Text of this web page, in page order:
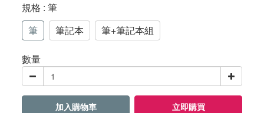
規格 : 筆
筆
筆記本 筆+筆記本組
數量
加入購物車 立即購買